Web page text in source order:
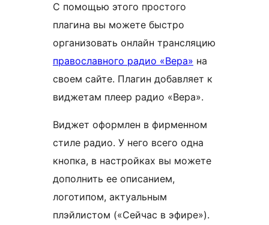
С помощью этого простого
плагина вы можете быстро
организовать онлайн трансляцию
православного радио «Вера» на
своем сайте. Плагин добавляет к
виджетам плеер радио «Вера».
Виджет оформлен в фирменном
стиле радио. У него всего одна
кнопка, в настройках вы можете
дополнить ее описанием,
логотипом, актуальным
плэйлистом («Сейчас в эфире»).